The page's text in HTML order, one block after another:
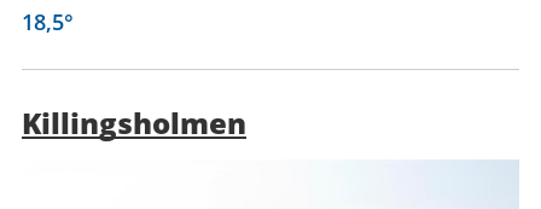
18,5°
Killingsholmen